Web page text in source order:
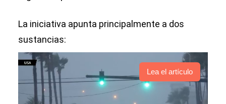
La iniciativa apunta principalmente a dos
sustancias:
Lea el artículo